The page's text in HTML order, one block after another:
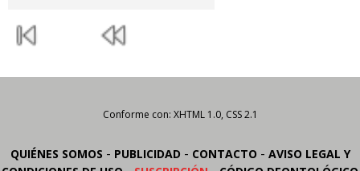
Conforme con: XHTML 1.0, CSS 2.1
QUIÉNES SOMOS - PUBLICIDAD - CONTACTO - AVISO LEGAL Y